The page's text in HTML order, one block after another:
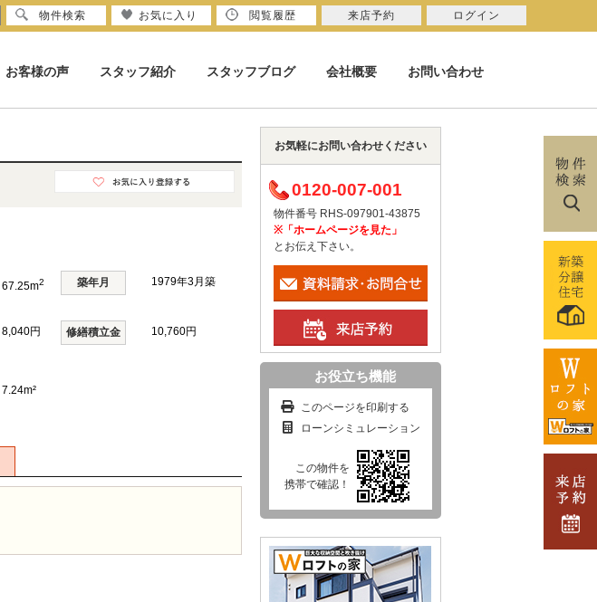
お客様の声 スタッフ紹介 スタッフブログ 会社概要 お問い合わせ
67.25m2 築年月 1979年3月築
8,040円 修繕積立金 10,760円
7.24m²
お気軽にお問い合わせください
0120-007-001
物件番号 RHS-097901-43875
※「ホームページを見た」
とお伝え下さい。
お役立ち機能
このページを印刷する
ローンシミュレーション
この物件を
携帯で確認！
物件検索 お気に入り 閲覧履歴 来店予約 ログイン